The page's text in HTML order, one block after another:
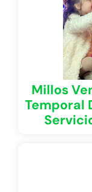
Millos
Temporal